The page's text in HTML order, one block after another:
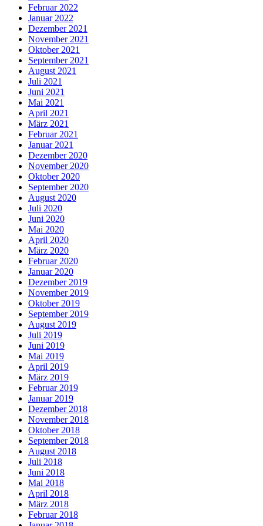
Februar 2022
Januar 2022
Dezember 2021
November 2021
Oktober 2021
September 2021
August 2021
Juli 2021
Juni 2021
Mai 2021
April 2021
März 2021
Februar 2021
Januar 2021
Dezember 2020
November 2020
Oktober 2020
September 2020
August 2020
Juli 2020
Juni 2020
Mai 2020
April 2020
März 2020
Februar 2020
Januar 2020
Dezember 2019
November 2019
Oktober 2019
September 2019
August 2019
Juli 2019
Juni 2019
Mai 2019
April 2019
März 2019
Februar 2019
Januar 2019
Dezember 2018
November 2018
Oktober 2018
September 2018
August 2018
Juli 2018
Juni 2018
Mai 2018
April 2018
März 2018
Februar 2018